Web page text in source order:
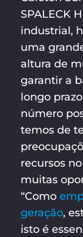
SPALECK
industrial,
uma
altura de
garantir a
longo
número
temos de
recursos
muitas
“Como
geração,
isto é